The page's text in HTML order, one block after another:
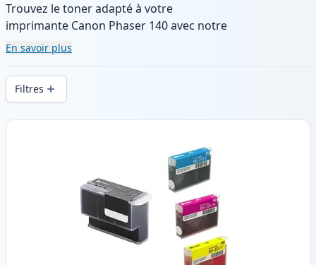
Trouvez le toner adapté à votre
imprimante Canon Phaser 140 avec notre
gamme de cartouches compatibles et
haute capacité. Profitez d’une qualité
d’impression constante et d’une livraison
rapide depuis un stock local en .
En savoir plus
Filtres
Produits